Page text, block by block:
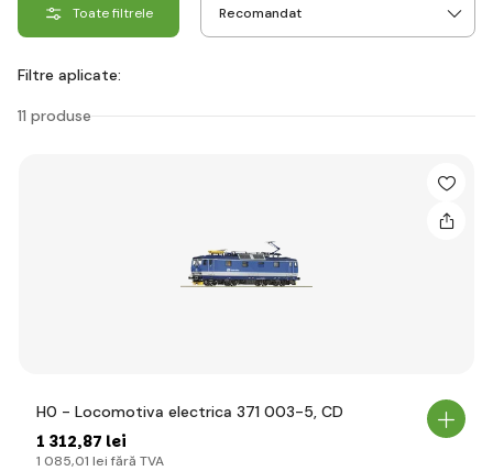
Toate filtrele
Filtre aplicate:
11 produse
H0 - Locomotiva electrica 371 003-5, CD
1 312,87 lei
1 085,01 lei fără TVA